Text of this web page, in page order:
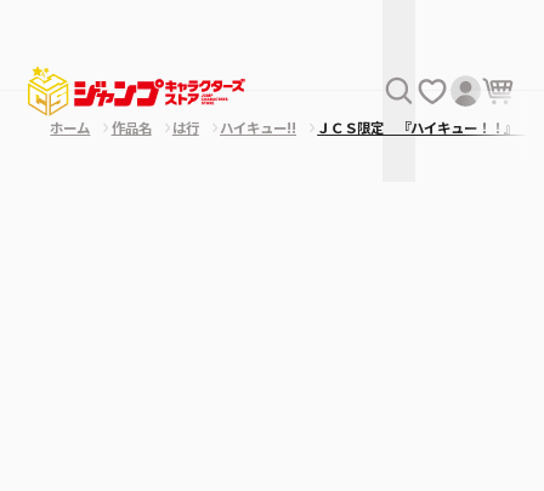
ホーム 作品名 は行 ハイキュー!! ＪＣＳ限定 『ハイキュー！！』